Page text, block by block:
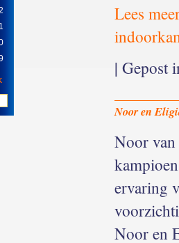
Lees
| Gepost
Noor en
Noor
ervaring
Noor en